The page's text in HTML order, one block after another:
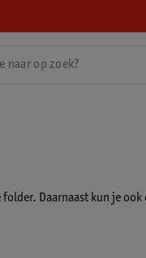
Daarnaast kun je